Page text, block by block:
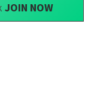
JOIN NOW